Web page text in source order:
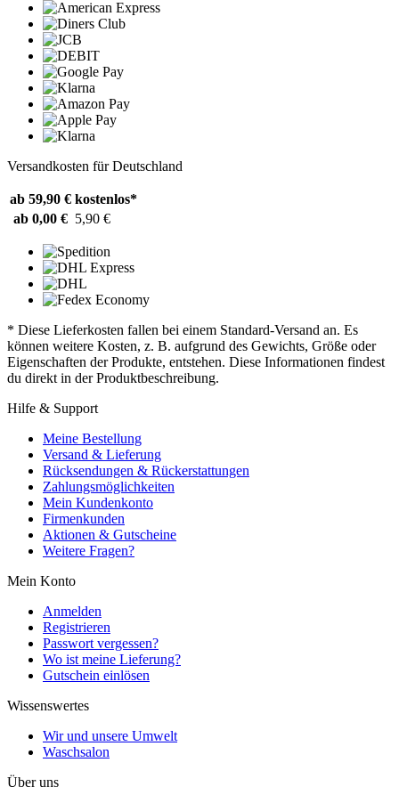
Versandkosten für Deutschland
ab 59,90 € kostenlos*
ab 0,00 € 5,90 €
* Diese Lieferkosten fallen bei einem Standard-Versand an. Es
können weitere Kosten, z. B. aufgrund des Gewichts, Größe oder
Eigenschaften der Produkte, entstehen. Diese Informationen findest
du direkt in der Produktbeschreibung.
Hilfe & Support
Meine Bestellung
Versand & Lieferung
Rücksendungen & Rückerstattungen
Zahlungsmöglichkeiten
Mein Kundenkonto
Firmenkunden
Aktionen & Gutscheine
Weitere Fragen?
Mein Konto
Anmelden
Registrieren
Passwort vergessen?
Wo ist meine Lieferung?
Gutschein einlösen
Wissenswertes
Wir und unsere Umwelt
Waschsalon
Über uns